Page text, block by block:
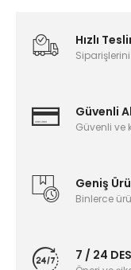
Hızlı
Güvenli
Güvenli ve
Geniş
Binlerce
7 / 24